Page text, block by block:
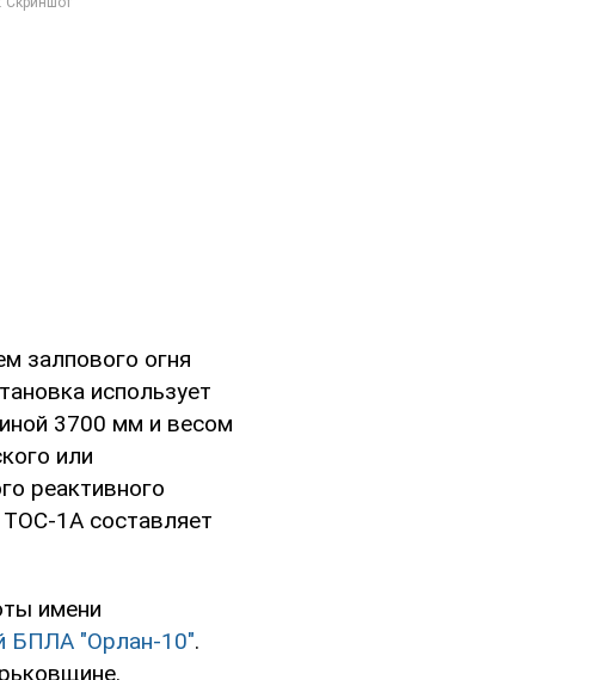
залпового огня
использует
3700 мм и весом
или
реактивного
ТОС-1А составляет
имени
БПЛА "Орлан-10".